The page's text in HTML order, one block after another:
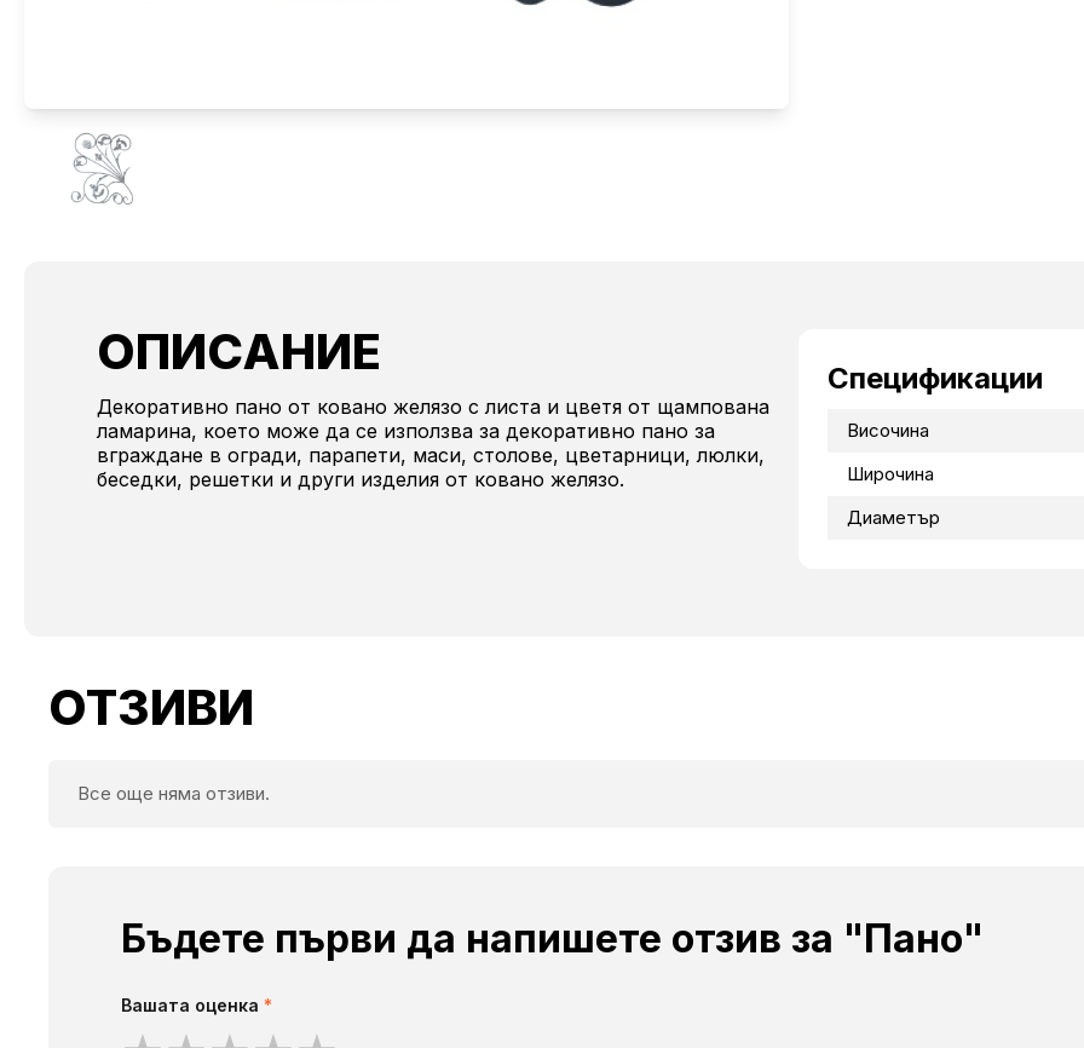
ОПИСАНИЕ
Декоративно пано от ковано желязо с листа и цветя от щампована
ламарина, което може да се използва за декоративно пано за
вграждане в огради, парапети, маси, столове, цветарници, люлки,
беседки, решетки и други изделия от ковано желязо.
Спецификации
Височина
Широчина
Диаметър
ОТЗИВИ
Все още няма отзиви.
Бъдете първи да напишете отзив за "Пано"
Вашата оценка *